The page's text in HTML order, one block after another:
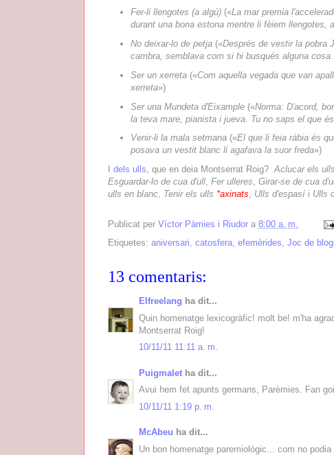
Fer-li llengotes (a algú) («La mar premia
durant una bona estona mentre li fèiem llengotes,
No deixar-lo de petja («Després de vestir la pobra
cambra, semblava com si hi busqués alguna
Ser un xerreta(«Com aquella vegada que van
xerreta»)
Ser una Mundeta d'Eixample («Norma: D'acord,
la teva mare, pianista i jueva. Tu no saps el que
Venir-li la mala setmana («El que li feia ràbia és
posava un vestit blanc li agafava la suor freda»)
dels ulls, que en deia Montserrat Roig?Aclucar els ulls
Esguardar-lo de cua d'ull, Fer ulleres, Girar-se de cua
ulls en blanc, Tenir els ulls *axinats, Ulls d'espasí i Ulls
Publicat per Víctor Pàmies i Riudor a 8:00 a. m.
Etiquetes: aniversari, catosfera, efemèrides, Joc de
13 comentaris:
Elfreelang ha dit...
Quin homenatge lexicogràfic! molt be! m'ha
Montserrat Roig!
10/11/11 11:11 a. m.
Puigmalet ha dit...
Avui hem fet apunts germans, Parèmies. Fan
10/11/11 1:19 p. m.
McAbeu ha dit...
Un bon homenatge paremiològic... com no